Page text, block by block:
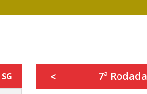
SG < 7ª Rodada